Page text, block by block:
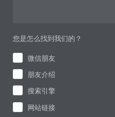
您是怎么找到我们的？
微信朋友
朋友介绍
搜索引擎
网站链接